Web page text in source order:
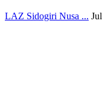
LAZ Sidogiri Nusa ...